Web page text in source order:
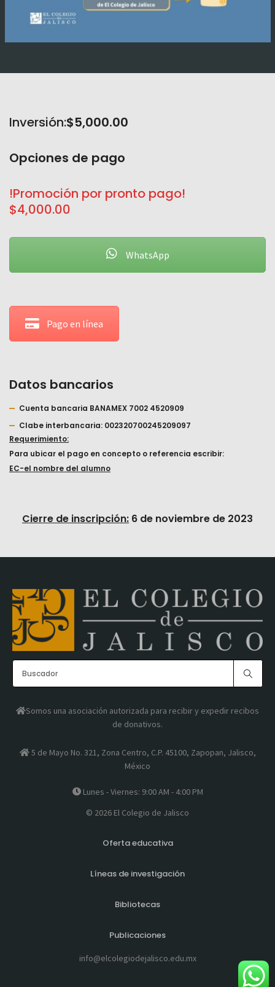
Inversión:$5,000.00
Opciones de pago
!Promoción por pronto pago!
$4,000.00
WhatsApp
Pago en línea
Datos bancarios
Cuenta bancaria BANAMEX 7002 4520909
Clabe interbancaria: 002320700245209097
Requerimiento:
Para ubicar el pago en concepto o referencia escribir:
EC-el nombre del alumno
Cierre de inscripción: 6 de noviembre de 2023
Somos una asociación autorizada para recibir y expedir recibos
de donativos.
5 de Mayo No. 321, Zona Centro, C.P. 45100, Zapopan, Jalisco,
México
Lunes - Viernes: 9:00 AM - 4:00 PM
© 2026 El Colegio de Jalisco
Oferta educativa
Líneas de investigación
Bibliotecas
Publicaciones
info@elcolegiodejalisco.edu.mx